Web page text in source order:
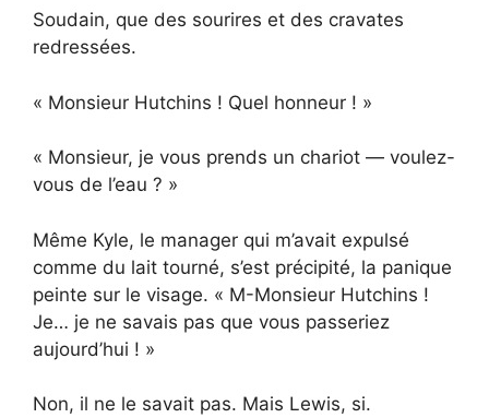
Soudain, que des sourires et des cravates
redressées.
« Monsieur Hutchins ! Quel honneur ! »
« Monsieur, je vous prends un chariot — voulez-
vous de l’eau ? »
Même Kyle, le manager qui m’avait expulsé
comme du lait tourné, s’est précipité, la panique
peinte sur le visage. « M-Monsieur Hutchins !
Je… je ne savais pas que vous passeriez
aujourd’hui ! »
Non, il ne le savait pas. Mais Lewis, si.